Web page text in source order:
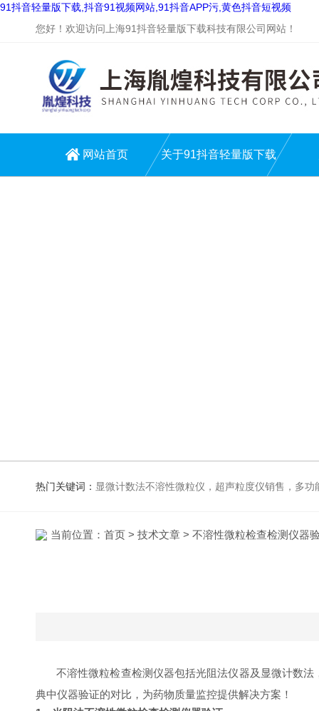
91抖音轻量版下载,抖音91视频网站,91抖音APP污,黄色抖音短视频
您好！欢迎访问上海91抖音轻量版下载科技有限公司网站！
网站首页 关于91抖音轻量版下载
热门关键词： 显微计数法不溶性微粒仪，超声粒度仪销售，多功能超声粒度抖音91视频网站，粒度及
当前位置： 首页 > 技术文章 > 不溶性微粒检查检测仪器
不溶性微粒检查检测仪器包括光阻法仪器及显微计数法
典中仪器验证的对比，为药物质量监控提供解决方案！